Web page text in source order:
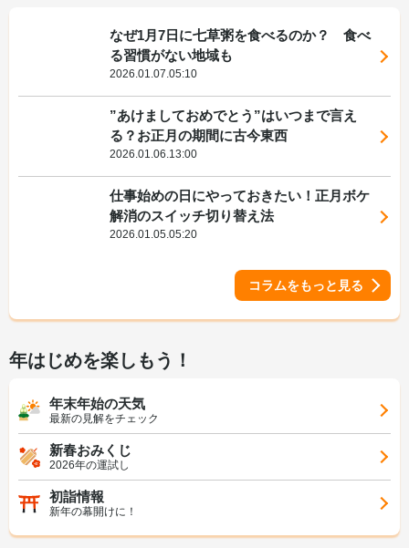
なぜ1月7日に七草粥を食べるのか？ 食べ
る習慣がない地域も
2026.01.07.05:10
”あけましておめでとう”はいつまで言え
る？お正月の期間に古今東西
2026.01.06.13:00
仕事始めの日にやっておきたい！正月ボケ
解消のスイッチ切り替え法
2026.01.05.05:20
コラムをもっと見る
年はじめを楽しもう！
年末年始の天気
最新の見解をチェック
新春おみくじ
2026年の運試し
初詣情報
新年の幕開けに！